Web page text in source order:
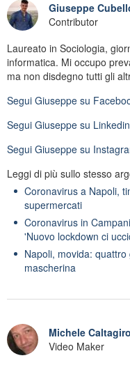
Giuseppe
Contributor
Laureato in Sociologia,
informatica. Mi occupo
ma non disdegno tutti gli
Segui Giuseppe su
Segui Giuseppe su Linkedin
Segui Giuseppe su
Leggi di più sullo stesso
Coronavirus a Napoli,
supermercati
Coronavirus in
'Nuovo lockdown ci
Napoli, movida:
mascherina
Michele
Video Maker